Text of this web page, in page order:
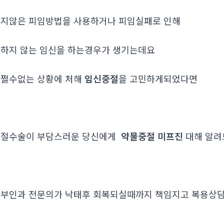
않은 피임방법을 사용하거나 피임실패로 인해
지 않는 임신을 하는경우가 생기는데요
수없는 상황에 처해 임신중절을 고민하게되었다면
수술이 부담스러운 당신에게 약물중절 미프진 대해 알
인과 전문의가 낙태후 회복되실때까지 책임지고 복용상